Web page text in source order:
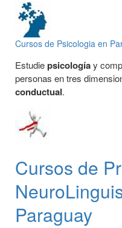
Cursos de Psicologia en
Estudiepsicologíay
personas en tres
conductual.
Cursos de
Paraguay